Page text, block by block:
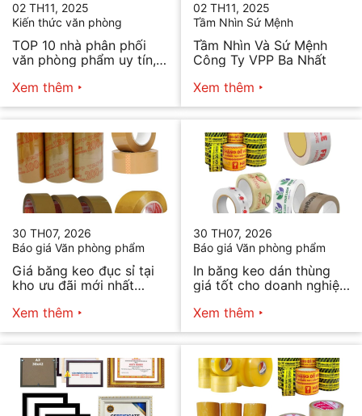
02 TH11, 2025
Kiến thức văn phòng
TOP 10 nhà phân phối
văn phòng phẩm uy tín,
Xem thêm
02 TH11, 2025
Tầm Nhìn Sứ Mệnh
Tầm Nhìn Và Sứ Mệnh
Công Ty VPP Ba Nhất
Xem thêm
30 TH07, 2026
Báo giá Văn phòng phẩm
Giá băng keo đục sỉ tại
kho ưu đãi mới nhất
Xem thêm
30 TH07, 2026
Báo giá Văn phòng phẩm
In băng keo dán thùng
giá tốt cho doanh nghiệp
Xem thêm